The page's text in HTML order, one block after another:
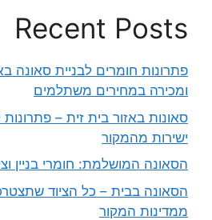
Recent Posts
פתרונות חומרים לבניית סאונה
ומכירה במחירים משתלמים
סאונות באזור בית זית –
ישירות מהמקור
הסאונה המושלמת: חומרי בניין
הסאונה בבית – כל הציוד
ממדינות המקור